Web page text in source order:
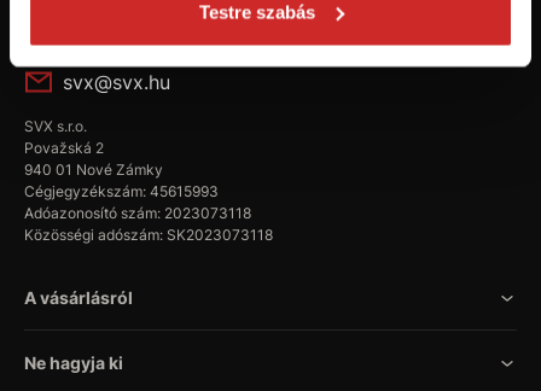
Testre szabás
+36 304 922 557
svx@svx.hu
SVX s.r.o.
Považská 2
940 01 Nové Zámky
Cégjegyzékszám: 45615993
Adóazonosító szám: 2023073118
Közösségi adószám: SK2023073118
A vásárlásról
Ne hagyja ki